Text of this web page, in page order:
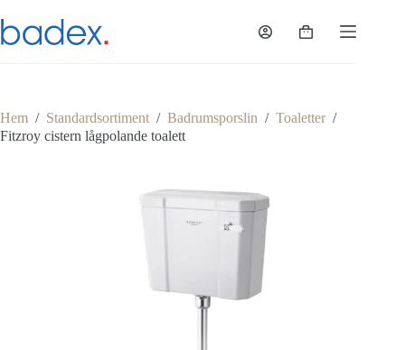
till
innehåll
Varukorg
Hem / Standardsortiment / Badrumsporslin / Toaletter /
Fitzroy cistern lågpolande toalett